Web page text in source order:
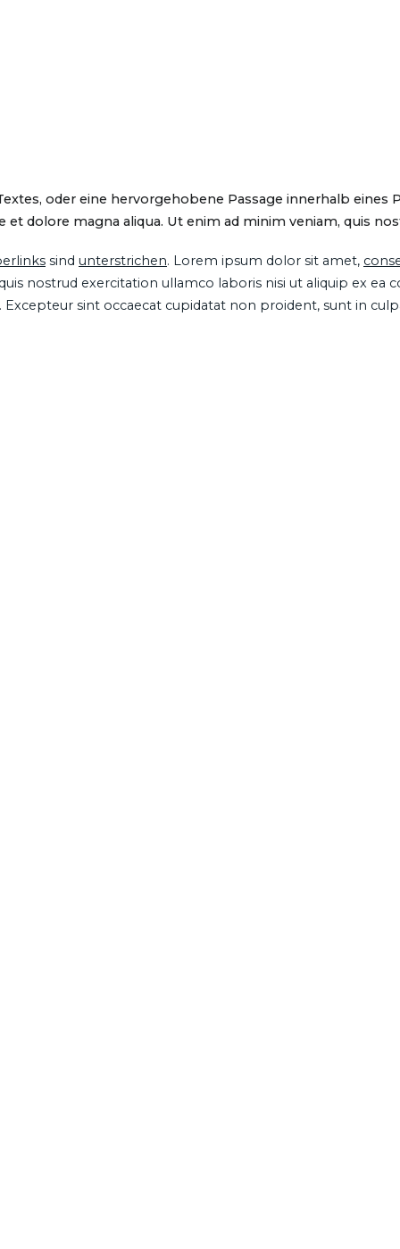
oder eine hervorgehobene Passage innerhalb
dolore magna aliqua. Ut enim ad minim veniam, quis
sind unterstrichen. Lorem ipsum dolor sit amet,
nostrud exercitation ullamco laboris nisi ut aliquip ex
sint occaecat cupidatat non proident, sunt in